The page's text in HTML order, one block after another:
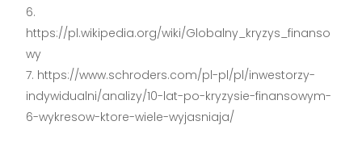
https://pl.wikipedia.org/wiki/Globalny_kryzys_finanso
wy
https://www.schroders.com/pl-pl/pl/inwestorzy-
indywidualni/analizy/10-lat-po-kryzysie-finansowym-
6-wykresow-ktore-wiele-wyjasniaja/